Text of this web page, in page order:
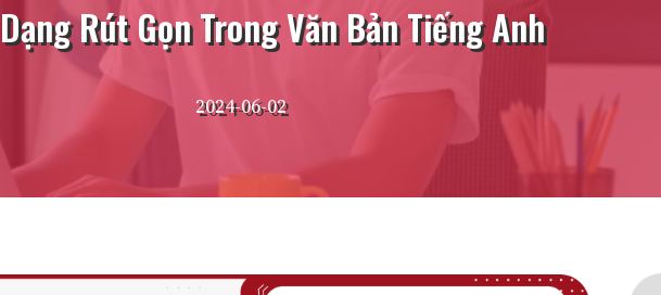
Rút Gọn Trong Văn Bản Tiếng Anh
2024-06-02